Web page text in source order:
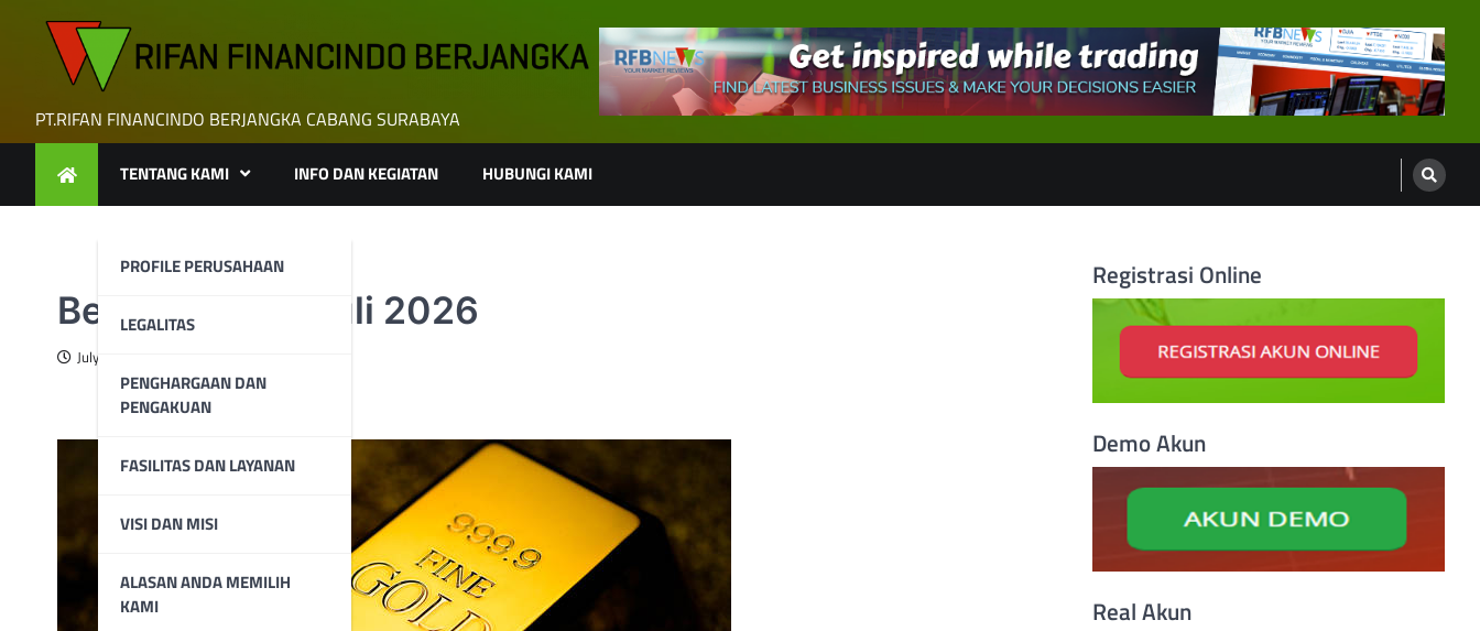
PT.RIFAN FINANCINDO BERJANGKA CABANG SURABAYA
TENTANG KAMI
PROFILE PERUSAHAAN
LEGALITAS
PENGHARGAAN DAN
PENGAKUAN
FASILITAS DAN LAYANAN
VISI DAN MISI
ALASAN ANDA MEMILIH
KAMI
INFO DAN KEGIATAN HUBUNGI KAMI
Berita Emas 2 Juli 2026
July 2, 2026
Registrasi Online
Demo Akun
Real Akun